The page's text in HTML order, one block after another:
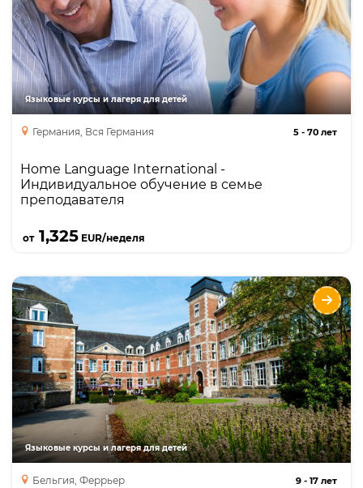
Языковые курсы и лагеря для детей
5 - 70 лет
Германия, Вся Германия
Home Language International -
Индивидуальное обучение в семье
преподавателя
от1,325 EUR/неделя
Описание
Курсы
Языки
Индивидуальное обучение в семье
преподавателя; 20 языков и 30 стран для
обучения.
Языковые курсы и лагеря для детей
9 - 17 лет
Бельгия, Феррьер
Летние образовательные программы с
CERAN Collège в Феррьер
Описание
Курсы
Языки
Опции
изучение французского, английского,
голландского или немецкого языков,
интенсивный курс языка 28 уроков по методике
полного погружении, программы по гольфу,
теннису, верховой езде.